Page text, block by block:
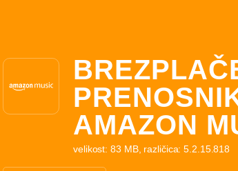
AMAZON
velikost: 83 MB, različica: 5.2.15.818